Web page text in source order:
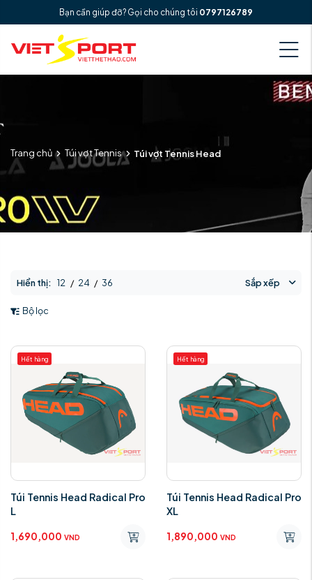
Bạn cần giúp đỡ? Gọi cho chúng tôi 0797126789
Trang chủ Túi vợt Tennis Túi vợt Tennis Head
Hiển thị: 12 / 24 / 36 Sắp xếp
Bộ lọc
Hết hàng
Túi Tennis Head Radical Pro
L
1,690,000 VND
Hết hàng
Túi Tennis Head Radical Pro
XL
1,890,000 VND